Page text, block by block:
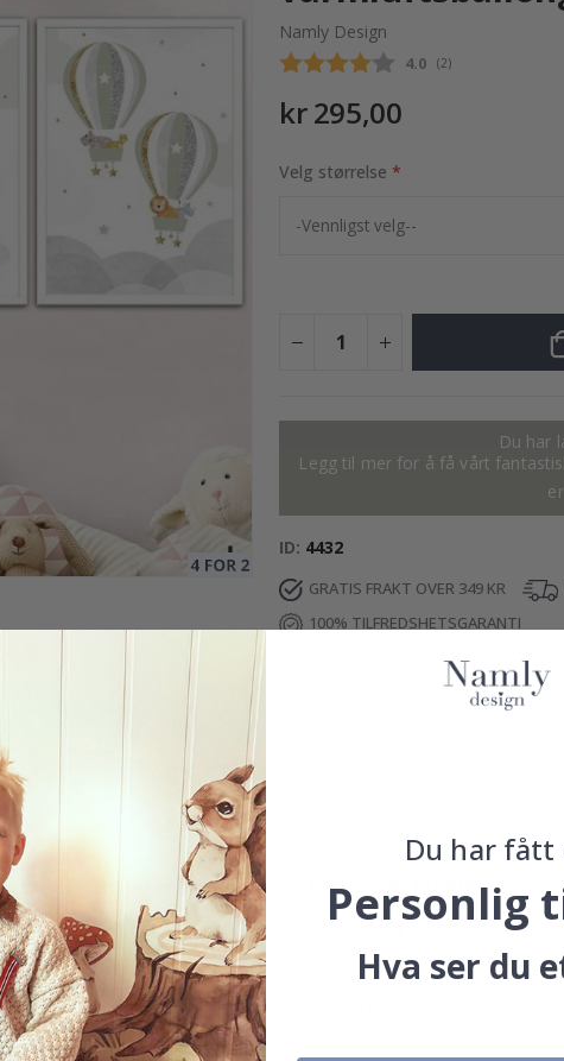
tekst
Namly Design
4.0 (stemmer:
2)
kr 295,00
Velg størrelse
Du har
Legg til mer for å få vårt
ID 4432
GRATIS FRAKT OVER 349 KR
100% TILFREDSHETSGARANTI
Ekte inspirasjon fra våre fornøyde kunder!
Merk ditt med #namly_design
Produkter kjøpt sammen
Du har fått
Personlig
Hva ser du